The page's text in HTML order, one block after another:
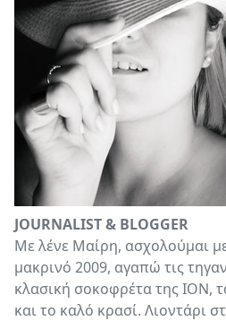
JOURNALIST & BLOGGER
Με λένε Μαίρη, ασχολούμαι
μακρινό 2009, αγαπώ τις
κλασική σοκοφρέτα της ΙΟΝ,
και το καλό κρασί. Λιοντάρι